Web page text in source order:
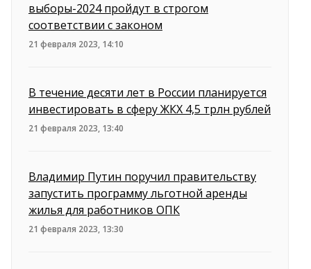
выборы-2024 пройдут в строгом
соответствии с законом
21 февраля 2023, 14:10
В течение десяти лет в России планируется
инвестировать в сферу ЖКХ 4,5 трлн рублей
21 февраля 2023, 13:40
Владимир Путин поручил правительству
запустить программу льготной аренды
жилья для работников ОПК
21 февраля 2023, 13:30